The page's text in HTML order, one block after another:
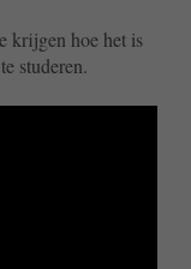
krijgen hoe het is
studeren.